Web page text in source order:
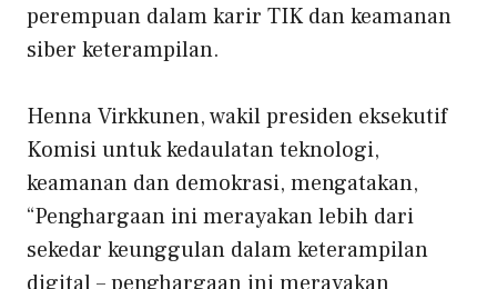
perempuan dalam karir TIK dankeamanan
siber keterampilan.
Henna Virkkunen, wakil presiden eksekutif
Komisi untuk kedaulatan teknologi,
keamanan dan demokrasi, mengatakan,
“Penghargaan ini merayakan lebih dari
sekedar keunggulan dalam keterampilan
digital – penghargaan ini merayakan